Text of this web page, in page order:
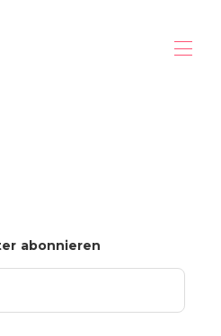
nahe CERN
bei Genf
abonnieren